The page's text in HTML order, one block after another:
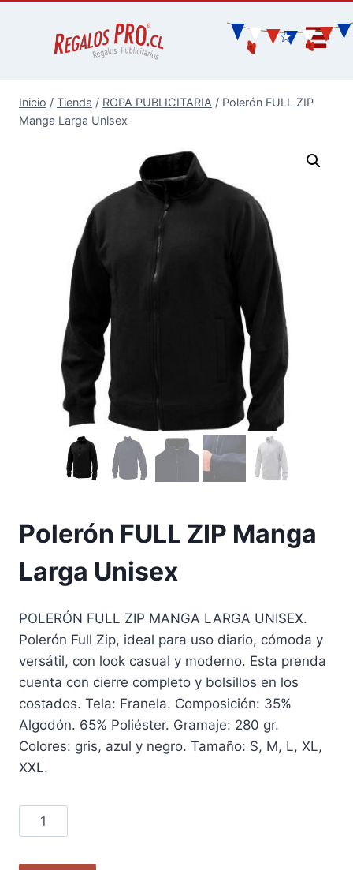
Inicio / Tienda / ROPA PUBLICITARIA / Polerón FULL ZIP
Manga Larga Unisex
Polerón FULL ZIP Manga
Larga Unisex
POLERÓN FULL ZIP MANGA LARGA UNISEX.
Polerón Full Zip, ideal para uso diario, cómoda y
versátil, con look casual y moderno. Esta prenda
cuenta con cierre completo y bolsillos en los
costados. Tela: Franela. Composición: 35%
Algodón. 65% Poliéster. Gramaje: 280 gr.
Colores: gris, azul y negro. Tamaño: S, M, L, XL,
XXL.